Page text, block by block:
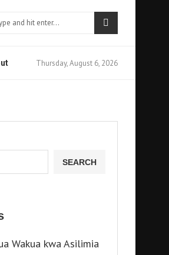
Thursday, August 6, 2026
SEARCH
Wakua kwa Asilimia